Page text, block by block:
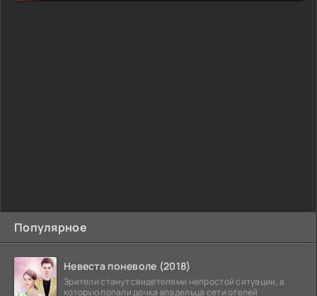
Популярное
Невеста поневоле (2018)
Зрители станут свидетелями непростой ситуации, в
которую попали дочка владельца сети отелей